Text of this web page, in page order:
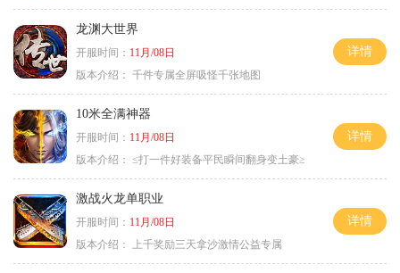
龙渊大世界
开服时间： 11月/08日
版本介绍： 千件专属全屏吸怪千张地图
详情
10米全满神器
开服时间： 11月/08日
版本介绍： ≤打一件好装备平民瞬间翻身变土豪≥
详情
激战火龙单职业
开服时间： 11月/08日
版本介绍：
上千奖励三天拿沙激情公益专属
详情